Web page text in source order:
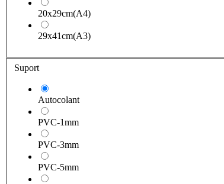
20x29cm(A4)
29x41cm(A3)
Suport
Autocolant
PVC-1mm
PVC-3mm
PVC-5mm